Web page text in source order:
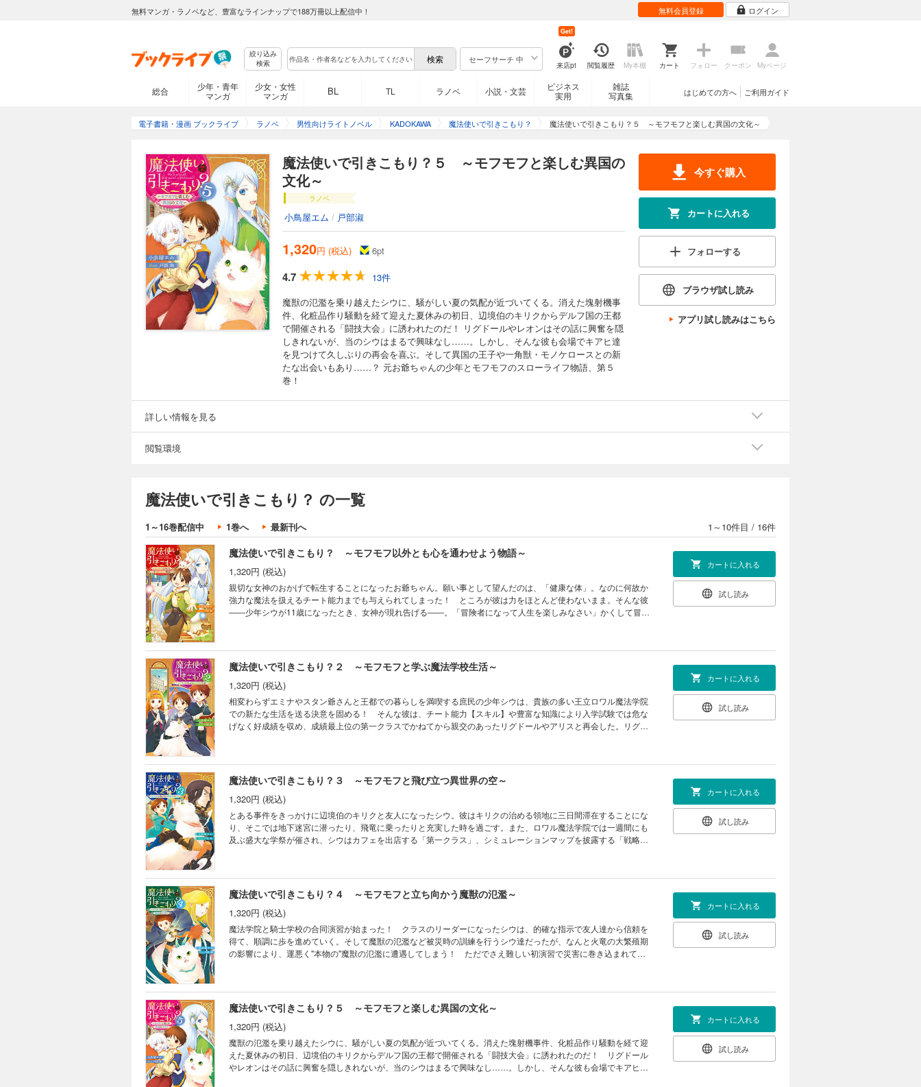
無料マンガ・ラノベなど、豊富なラインナップで188万冊以上配信中！ 無料会員登録 ログイン
絞り込み
検索
セーフサーチ 中
来店pt
Get!
閲覧履歴 My本棚 カート フォロー クーポン Myページ
総合
少年・青年
マンガ
少女・女性
マンガ
BL TL ラノベ 小説・文芸
ビジネス
実用
雑誌
写真集
ご利用ガイド
はじめての方へ
電子書籍・漫画 ブックライブ ラノベ 男性向けライトノベル KADOKAWA 魔法使いで引きこもり？ 魔法使いで引きこもり？５ ～モフモフと楽しむ異国の文化～
魔法使いで引きこもり？５ ～モフモフと楽しむ異国の
文化～
ラノベ
小鳥屋エム / 戸部淑
1,320円 (税込) 6pt
4.7
13件
魔獣の氾濫を乗り越えたシウに、騒がしい夏の気配が近づいてくる。消えた塊射機事
件、化粧品作り騒動を経て迎えた夏休みの初日、辺境伯のキリクからデルフ国の王都
で開催される「闘技大会」に誘われたのだ！ リグドールやレオンはその話に興奮を隠
しきれないが、当のシウはまるで興味なし……。しかし、そんな彼も会場でキアヒ達
を見つけて久しぶりの再会を喜ぶ。そして異国の王子や一角獣・モノケロースとの新
たな出会いもあり……？ 元お爺ちゃんの少年とモフモフのスローライフ物語、第５
巻！
今すぐ購入
カートに入れる
フォローする
ブラウザ試し読み
アプリ試し読みはこちら
詳しい情報を見る
閲覧環境
魔法使いで引きこもり？ の一覧
1～16巻配信中 1巻へ 最新刊へ 1～10件目 / 16件
魔法使いで引きこもり？ ～モフモフ以外とも心を通わせよう物語～
1,320円 (税込)
親切な女神のおかげで転生することになったお爺ちゃん。願い事として望んだのは、「健康な体」。なのに何故か
強力な魔法を扱えるチート能力までも与えられてしまった！ ところが彼は力をほとんど使わないまま。そんな彼
――少年シウが11歳になったとき、女神が現れ告げる――。「冒険者になって人生を楽しみなさい」かくして冒険
た少年シウとモフモフの異世界のんびりスローライフ、開幕！
カートに入れる
試し読み
魔法使いで引きこもり？２ ～モフモフと学ぶ魔法学校生活～
1,320円 (税込)
相変わらずエミナやスタン爺さんと王都での暮らしを満喫する庶民の少年シウは、貴族の多い王立ロワル魔法学院
での新たな生活を送る決意を固める！ そんな彼は、チート能力【スキル】や豊富な知識により入学試験では危な
げなく好成績を収め、成績最上位の第一クラスでかねてから親交のあったリグドールやアリスと再会した。リグド
合う。そして、学校の外でも新たな出会いがあるなど、シウの世界は広がるばかりであった――!!
カートに入れる
試し読み
魔法使いで引きこもり？３ ～モフモフと飛び立つ異世界の空～
1,320円 (税込)
とある事件をきっかけに辺境伯のキリクと友人になったシウ。彼はキリクの治める領地に三日間滞在することにな
り、そこでは地下迷宮に潜ったり、飛竜に乗ったりと充実した時を過ごす。また、ロワル魔法学院では一週間にも
及ぶ盛大な学祭が催され、シウはカフェを出店する「第一クラス」、シミュレーションマップを披露する「戦略
ーライフ物語、イベント満載の第３弾！
カートに入れる
試し読み
魔法使いで引きこもり？４ ～モフモフと立ち向かう魔獣の氾濫～
1,320円 (税込)
魔法学院と騎士学校の合同演習が始まった！ クラスのリーダーになったシウは、的確な指示で友人達から信頼を
得て、順調に歩を進めていく。そして魔獣の氾濫など被災時の訓練を行うシウ達だったが、なんと火竜の大繁殖期
の影響により、運悪く"本物の"魔獣の氾濫に遭遇してしまう！ ただでさえ難しい初演習で災害に巻き込まれてし
カートに入れる
試し読み
魔法使いで引きこもり？５ ～モフモフと楽しむ異国の文化～
1,320円 (税込)
魔獣の氾濫を乗り越えたシウに、騒がしい夏の気配が近づいてくる。消えた塊射機事件、化粧品作り騒動を経て迎
えた夏休みの初日、辺境伯のキリクからデルフ国の王都で開催される「闘技大会」に誘われたのだ！ リグドール
やレオンはその話に興奮を隠しきれないが、当のシウはまるで興味なし……。しかし、そんな彼も会場でキアヒ達
カートに入れる
試し読み